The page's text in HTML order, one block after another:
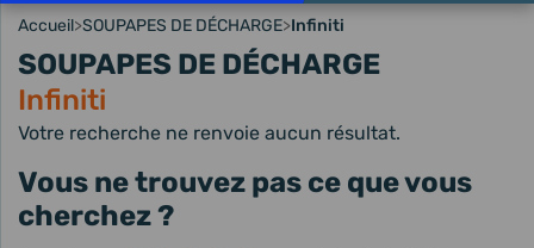
Accueil>SOUPAPES DE DÉCHARGE>Infiniti
SOUPAPES DE DÉCHARGE
Infiniti
Votre recherche ne renvoie aucun résultat.
Vous ne trouvez pas ce que vous
cherchez ?